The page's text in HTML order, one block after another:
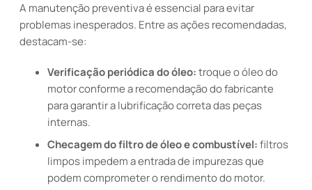
A manutenção preventiva é essencial para evitar
problemas inesperados. Entre as ações recomendadas,
destacam-se:
Verificação periódica do óleo:troque o óleo do
motor conforme a recomendação do fabricante
para garantir a lubrificação correta das peças
internas.
Checagem do filtro de óleo e combustível:filtros
limpos impedem a entrada de impurezas que
podem comprometer o rendimento do motor.